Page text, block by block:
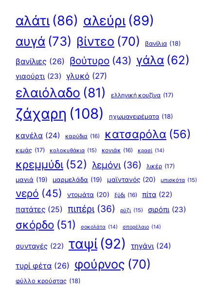
αλάτι (86) αλεύρι (89)
αυγά (73) βίντεο (70) βανίλια (18)
βανίλιες (26) βούτυρο (43) γάλα (62)
γιαούρτι (23) γλυκό (27)
ελαιόλαδο (81) ελληνική κουζίνα (17)
ζάχαρη (108) ηχωμαγειρέματα (18)
κανέλα (24) καρύδια (16) κατσαρόλα (56)
κιμάς (17) κολοκυθάκια (15) κονιάκ (16) κρασί (14)
κρεμμύδι (52) λεμόνι (36) λικέρ (17)
μαγιά (19) μαρμελάδα (19) μαϊντανός (20) μπισκότα (15)
νερό (45) ντομάτα (20) ξύδι (16) πίτα (22)
πατάτες (25) πιπέρι (36) ρύζι (15) σιρόπι (23)
σκόρδο (51) σοκολάτα (14) σπορέλαιο (14)
συνταγές (22) ταψί (92) τηγάνι (24)
τυρί φέτα (26) φούρνος (70)
φύλλο κρούστας (18)